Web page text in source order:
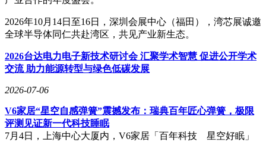
2026年10月14日至16日，深圳会展中心（福田），湾芯展诚邀
全球半导体同仁共赴湾区，共见产业新生态。
2026台达电力电子新技术研讨会 汇聚学术智慧 促进公开学术
交流 助力能源转型与绿色低碳发展
2026-07-06
V6家居“星空自感弹簧”震撼发布：瑞典百年匠心弹簧，极限
评测见证新一代科技睡眠
7月4日，上海中心大厦内，V6家居「百年科技 星空好眠」